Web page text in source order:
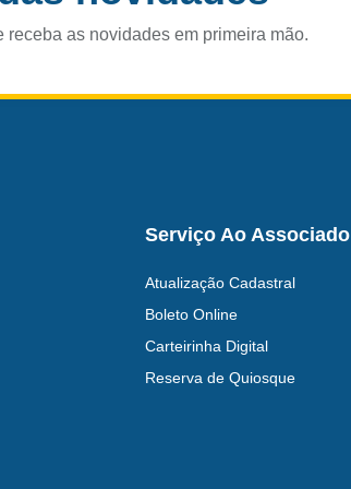
as novidades em primeira mão.
Serviço Ao Associado
Atualização Cadastral
Boleto Online
Carteirinha Digital
Reserva de Quiosque